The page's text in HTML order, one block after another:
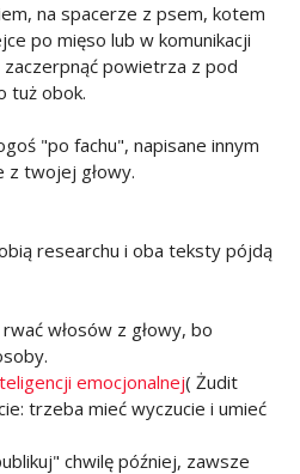
na spacerze z psem, kotem
po mięso lub w komunikacji
zaczerpnąć powietrza z pod
tuż obok.
"po fachu", napisane innym
z twojej głowy.
researchu i oba teksty pójdą
włosów z głowy, bo
emocjonalnej( Żudit
trzeba mieć wyczucie i umieć
chwilę później, zawsze